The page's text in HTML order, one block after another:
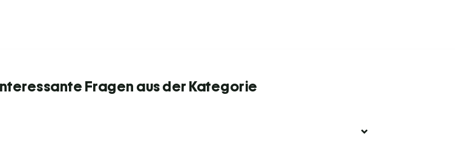
Fragen aus der Kategorie